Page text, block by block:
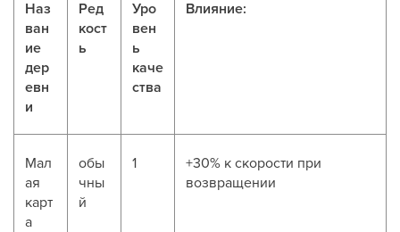
Наз
ван
ие
дер
евн
и
Ред
кост
ь
Уро
вен
ь
каче
ства
Влияние:
Мал
ая
карт
а
обы
чны
й
1
+30% к скорости при
возвращении